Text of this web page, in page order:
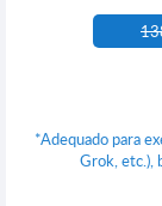
*Adequado para
Grok, etc.),